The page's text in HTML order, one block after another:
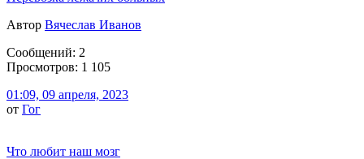
Автор Вячеслав Иванов
Сообщений: 2
Просмотров: 1 105
01:09, 09 апреля, 2023
от Гог
Что любит наш мозг